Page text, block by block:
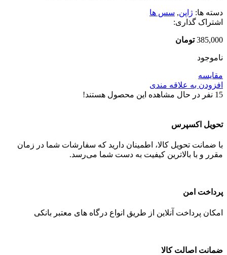
دسته ها: ژاپن, سس ها
اشتراک گذاری:
385,000 تومان
ناموجود
مقایسه
افزودن به علاقه مندی
15 نفر در حال مشاهده این محصول هستند!
تحویل اکسپرس
با ضمانت تحویل کالا، اطمینان دارید که سفارشات شما در زمان
مقرر و با بالاترین کیفیت به دست شما می‌رسد.
پرداخت امن
امکان پرداخت آنلاین از طریق انواع درگاه های معتبر بانکی
ضمانت اصالت کالا